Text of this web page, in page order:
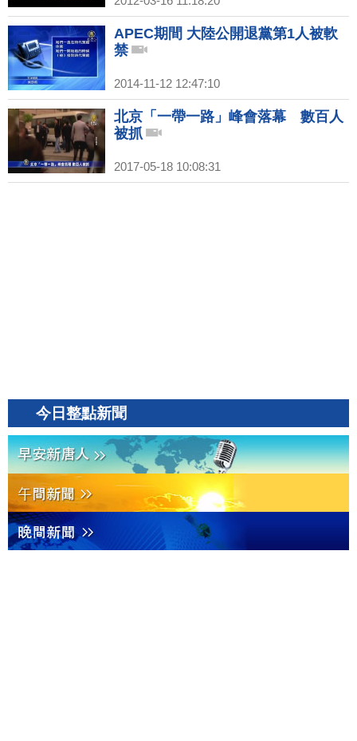
APEC期間 大陸公開退黨第1人被軟
禁
2014-11-12 12:47:10
北京「一帶一路」峰會落幕 數百人
被抓
2017-05-18 10:08:31
今日整點新聞